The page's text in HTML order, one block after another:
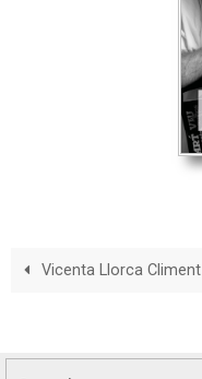
Vicenta Llorca Climent